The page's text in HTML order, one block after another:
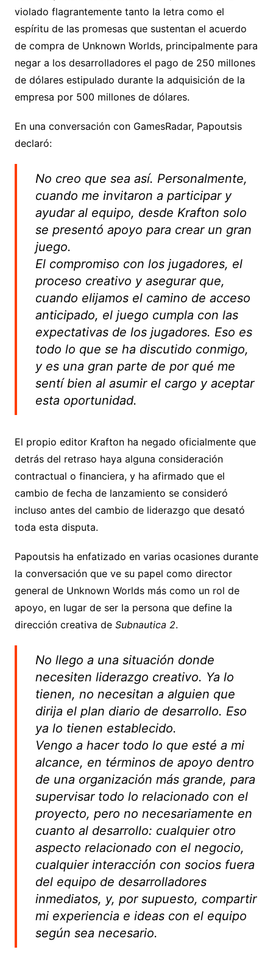
violado flagrantemente tanto la letra como el
espíritu de las promesas que sustentan el acuerdo
de compra de Unknown Worlds, principalmente para
negar a los desarrolladores el pago de 250 millones
de dólares estipulado durante la adquisición de la
empresa por 500 millones de dólares.
En una conversación con GamesRadar, Papoutsis
declaró:
No creo que sea así. Personalmente,
cuando me invitaron a participar y
ayudar al equipo, desde Krafton solo
se presentó apoyo para crear un gran
juego.
El compromiso con los jugadores, el
proceso creativo y asegurar que,
cuando elijamos el camino de acceso
anticipado, el juego cumpla con las
expectativas de los jugadores. Eso es
todo lo que se ha discutido conmigo,
y es una gran parte de por qué me
sentí bien al asumir el cargo y aceptar
esta oportunidad.
El propio editor Krafton ha negado oficialmente que
detrás del retraso haya alguna consideración
contractual o financiera, y ha afirmado que el
cambio de fecha de lanzamiento se consideró
incluso antes del cambio de liderazgo que desató
toda esta disputa.
Papoutsis ha enfatizado en varias ocasiones durante
la conversación que ve su papel como director
general de Unknown Worlds más como un rol de
apoyo, en lugar de ser la persona que define la
dirección creativa de Subnautica 2.
No llego a una situación donde
necesiten liderazgo creativo. Ya lo
tienen, no necesitan a alguien que
dirija el plan diario de desarrollo. Eso
ya lo tienen establecido.
Vengo a hacer todo lo que esté a mi
alcance, en términos de apoyo dentro
de una organización más grande, para
supervisar todo lo relacionado con el
proyecto, pero no necesariamente en
cuanto al desarrollo: cualquier otro
aspecto relacionado con el negocio,
cualquier interacción con socios fuera
del equipo de desarrolladores
inmediatos, y, por supuesto, compartir
mi experiencia e ideas con el equipo
según sea necesario.